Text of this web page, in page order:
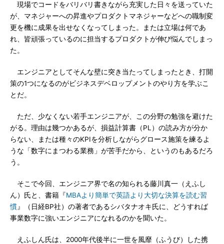
現場でコードをバリバリ書きながら充実した日々を送っていた
が、マネジャーへの昇進やプロダクトマネジャーなどへの職制変
更を機に成果を出せなくなってしまった。または立場は何であ
れ、皆頑張っているのに担当するプロダクトが伸び悩んでしまっ
た。
エンジニアとしてそんな壁に突き当たってしまったとき、打開
策の1つになるのがビジネスデベロップメントのやり方を学ぶこ
とだ。
ただ、少なくない若手エンジニアが、この分野の勉強を避けた
がる。理由は幾つかあるが、損益計算書（PL）の読み方が分か
らない、または種々のKPIを分析しながらグロース施策を練るよ
うな「数字にまつわる業務」が苦手だから、というのもあるだろ
う。
そこで今回、エンジニア界で名の知られる藤川真一（えふし
ん）氏と、書籍『MBAより簡単で英語より大切な決算を読む習
慣』（日経BP社）の著者であるシバタナオキ氏に、どうすれば
事業数字に強いエンジニアになれるのかを聞いた。
えふしん氏は、2000年代後半に一世を風靡（ふうび）した携